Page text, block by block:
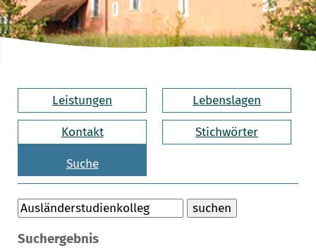
Leistungen Lebenslagen
Kontakt Stichwörter
Suche
Suchergebnis